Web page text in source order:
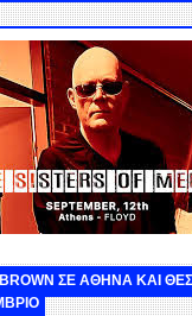
BROWN ΣΕ ΑΘΗΝΑ ΚΑΙ